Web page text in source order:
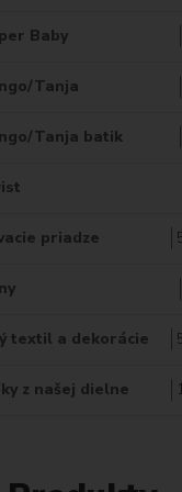
Baby
Tanja
Tanja batik
priadze
textil a dekorácie
z našej dielne